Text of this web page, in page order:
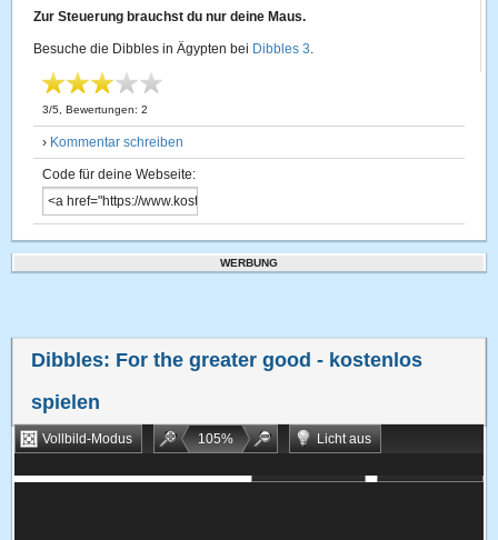
Zur Steuerung brauchst du nur deine Maus.
Besuche die Dibbles in Ägypten bei Dibbles 3.
3/5 , Bewertungen:2
› Kommentar schreiben
Code für deine Webseite:
WERBUNG
Dibbles: For the greater good - kostenlos
spielen
Vollbild-Modus 105%
Licht aus